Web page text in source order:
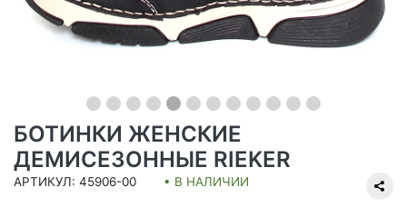
БОТИНКИ ЖЕНСКИЕ
ДЕМИСЕЗОННЫЕ RIEKER
АРТИКУЛ: 45906-00 • В НАЛИЧИИ